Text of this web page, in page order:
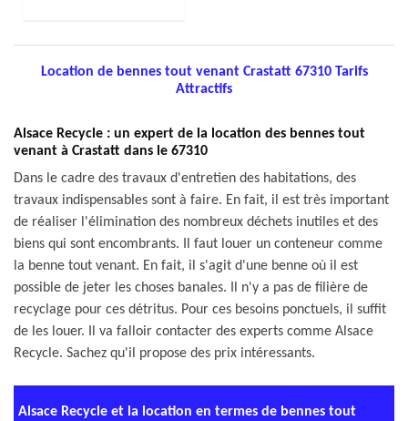
Location de bennes tout venant Crastatt 67310 Tarifs
Attractifs
Alsace Recycle : un expert de la location des bennes tout
venant à Crastatt dans le 67310
Dans le cadre des travaux d'entretien des habitations, des
travaux indispensables sont à faire. En fait, il est très important
de réaliser l'élimination des nombreux déchets inutiles et des
biens qui sont encombrants. Il faut louer un conteneur comme
la benne tout venant. En fait, il s'agit d'une benne où il est
possible de jeter les choses banales. Il n'y a pas de filière de
recyclage pour ces détritus. Pour ces besoins ponctuels, il suffit
de les louer. Il va falloir contacter des experts comme Alsace
Recycle. Sachez qu'il propose des prix intéressants.
Alsace Recycle et la location en termes de bennes tout